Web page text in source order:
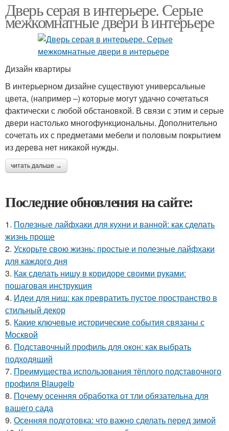
Дверь серая в интерьере. Серые
межкомнатные двери в интерьере
Дизайн квартиры
В интерьерном дизайне существуют универсальные
цвета, (например –) которые могут удачно сочетаться
фактически с любой обстановкой. В связи с этим и серые
двери настолько многофункциональны. Дополнительно
сочетать их с предметами мебели и половым покрытием
из дерева нет никакой нужды.
читать дальше →
Последние обновления на сайте:
1. Полезные лайфхаки для кухни и ванной: как сделать
жизнь проще
2. Ускорьте свою жизнь: простые и полезные лайфхаки
для каждого дня
3. Как сделать нишу в коридоре своими руками:
пошаговая инструкция
4. Идеи для ниш: как превратить пустое пространство в
стильный декор
5. Какие ключевые исторические события связаны с
Москвой
6. Подставочный профиль для окон: как выбрать
подходящий
7. Преимущества использования тёплого подставочного
профиля Blaugelb
8. Почему осенняя обработка от тли обязательна для
вашего сада
9. Осенняя подготовка: что важно сделать перед зимой